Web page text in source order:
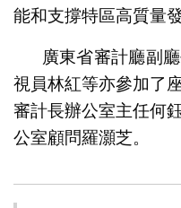
能和支撐特區高質量
廣東省審計廳副
視員林紅等亦參加了
審計長辦公室主任何
公室顧問羅灝芝。